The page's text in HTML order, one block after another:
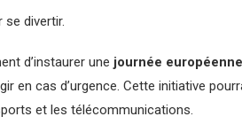
se divertir.
d’instaurer une journée
en cas d’urgence. Cette initiative
et les télécommunications.